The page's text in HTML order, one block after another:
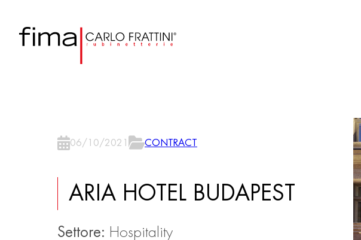
06/10/2021 CONTRACT
ARIA HOTEL BUDAPEST
Settore: Hospitality